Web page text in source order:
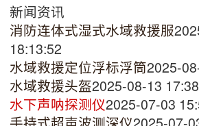
新闻资讯
消防连体式湿式水域救援服
18:13:52
水域救援定位浮标浮筒2025-
水域救援头盔2025-08-13
水下声呐探测仪2025-07-03